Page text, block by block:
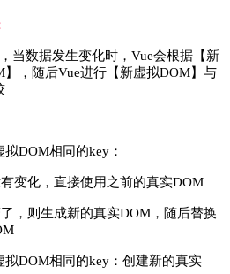
当数据发生变化时，Vue会根据【新
，随后Vue进行【新虚拟DOM】与
DOM相同的key：
变化，直接使用之前的真实DOM
，则生成新的真实DOM，随后替换
拟DOM相同的key：创建新的真实